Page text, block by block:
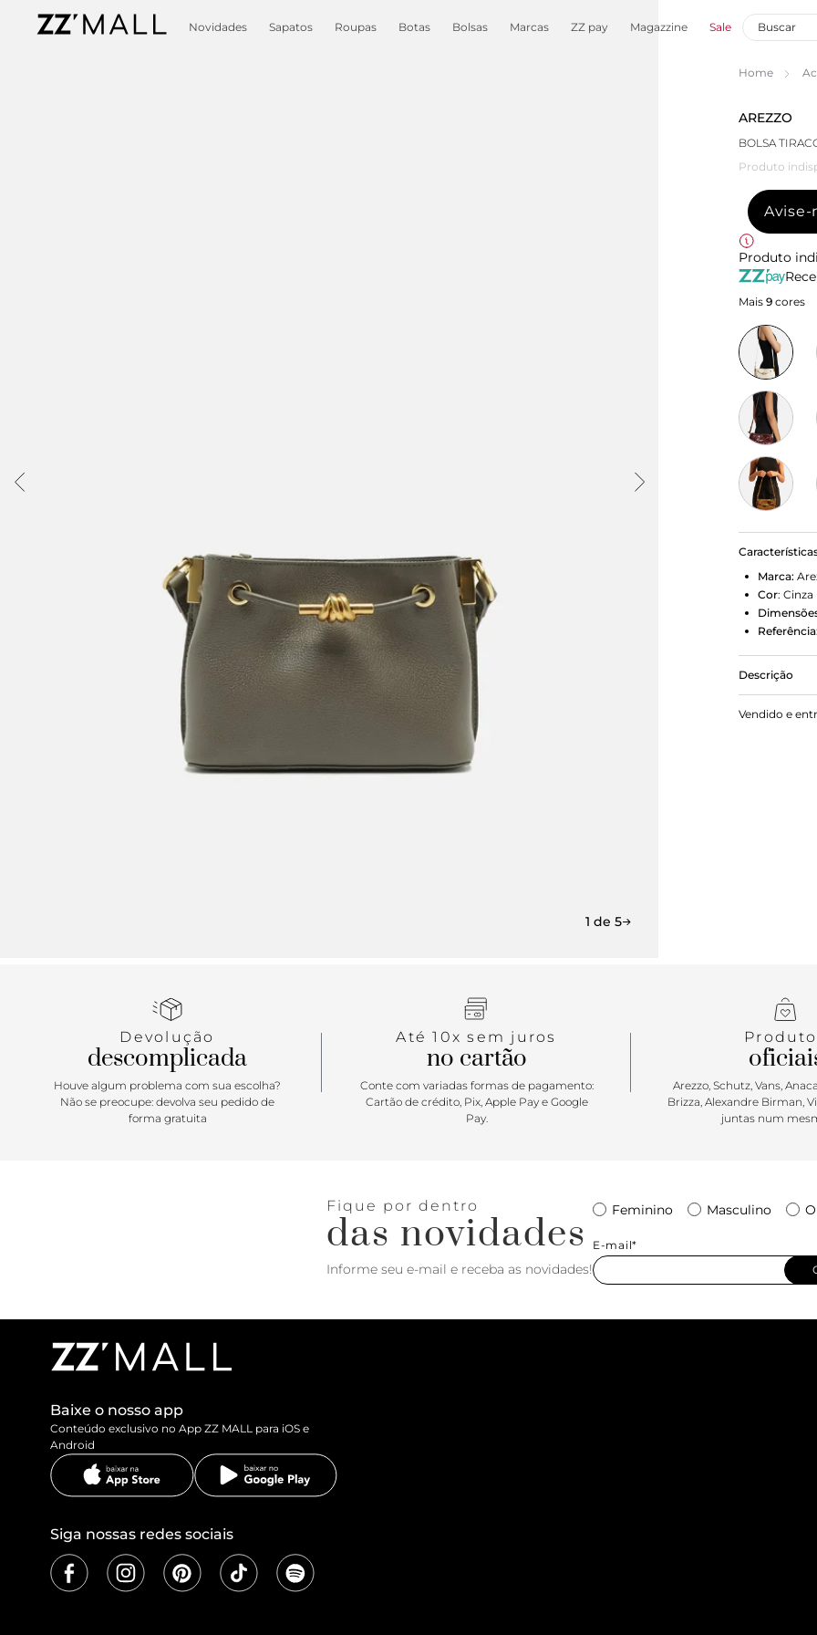
Novidades Sapatos Roupas Botas Bolsas Marcas ZZ pay Magazzine Sale
1 de 5
Home
AREZZO
BOLSA
Produto
Avise-
Produto
Mais 9 cores
Marca:
Cor: Cinza
Referência:
Descrição
Bolsa
tem
Vendido e
Devolução
descomplicada
Houve algum problema com sua escolha?
Não se preocupe: devolva seu pedido de
forma gratuita
Até 10x sem juros
no cartão
Conte com variadas formas de pagamento:
Cartão de crédito, Pix, Apple Pay e Google
Pay.
Arezzo, Schutz, Vans,
Brizza, Alexandre Birman,
juntas num
Fique por dentro
das novidades
Informe seu e-mail e receba as novidades!
Feminino Masculino
E-mail*
Baixe o nosso app
Conteúdo exclusivo no App ZZ MALL para iOS e
Android
Siga nossas redes sociais